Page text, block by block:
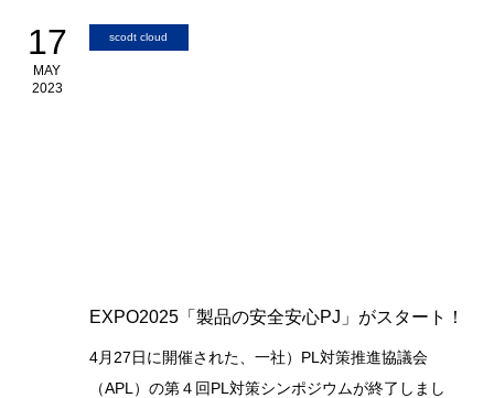
17
MAY
2023
scodt cloud
EXPO2025「製品の安全安心PJ」がスタート！
4月27日に開催された、一社）PL対策推進協議会
（APL）の第４回PL対策シンポジウムが終了しまし